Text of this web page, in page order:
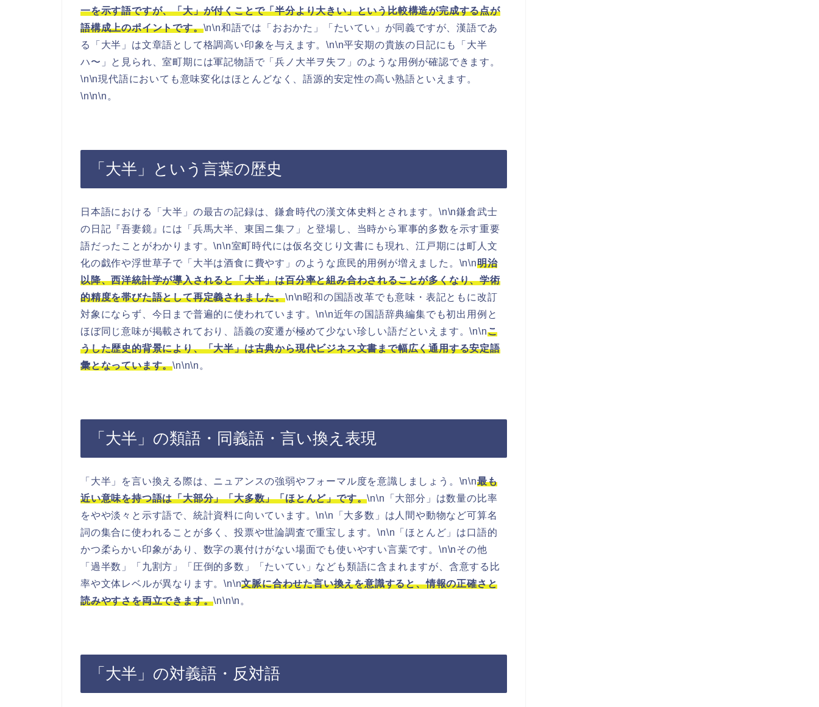
一を示す語ですが、「大」が付くことで「半分より大きい」という比較構造が完成する点が
語構成上のポイントです。\n\n和語では「おおかた」「たいてい」が同義ですが、漢語であ
る「大半」は文章語として格調高い印象を与えます。\n\n平安期の貴族の日記にも「大半
ハ〜」と見られ、室町期には軍記物語で「兵ノ大半ヲ失フ」のような用例が確認できます。
\n\n現代語においても意味変化はほとんどなく、語源的安定性の高い熟語といえます。
\n\n\n。
「大半」という言葉の歴史
日本語における「大半」の最古の記録は、鎌倉時代の漢文体史料とされます。\n\n鎌倉武士
の日記『吾妻鏡』には「兵馬大半、東国ニ集フ」と登場し、当時から軍事的多数を示す重要
語だったことがわかります。\n\n室町時代には仮名交じり文書にも現れ、江戸期には町人文
化の戯作や浮世草子で「大半は酒食に費やす」のような庶民的用例が増えました。\n\n明治
以降、西洋統計学が導入されると「大半」は百分率と組み合わされることが多くなり、学術
的精度を帯びた語として再定義されました。\n\n昭和の国語改革でも意味・表記ともに改訂
対象にならず、今日まで普遍的に使われています。\n\n近年の国語辞典編集でも初出用例と
ほぼ同じ意味が掲載されており、語義の変遷が極めて少ない珍しい語だといえます。\n\nこ
うした歴史的背景により、「大半」は古典から現代ビジネス文書まで幅広く通用する安定語
彙となっています。\n\n\n。
「大半」の類語・同義語・言い換え表現
「大半」を言い換える際は、ニュアンスの強弱やフォーマル度を意識しましょう。\n\n最も
近い意味を持つ語は「大部分」「大多数」「ほとんど」です。\n\n「大部分」は数量の比率
をやや淡々と示す語で、統計資料に向いています。\n\n「大多数」は人間や動物など可算名
詞の集合に使われることが多く、投票や世論調査で重宝します。\n\n「ほとんど」は口語的
かつ柔らかい印象があり、数字の裏付けがない場面でも使いやすい言葉です。\n\nその他
「過半数」「九割方」「圧倒的多数」「たいてい」なども類語に含まれますが、含意する比
率や文体レベルが異なります。\n\n文脈に合わせた言い換えを意識すると、情報の正確さと
読みやすさを両立できます。\n\n\n。
「大半」の対義語・反対語